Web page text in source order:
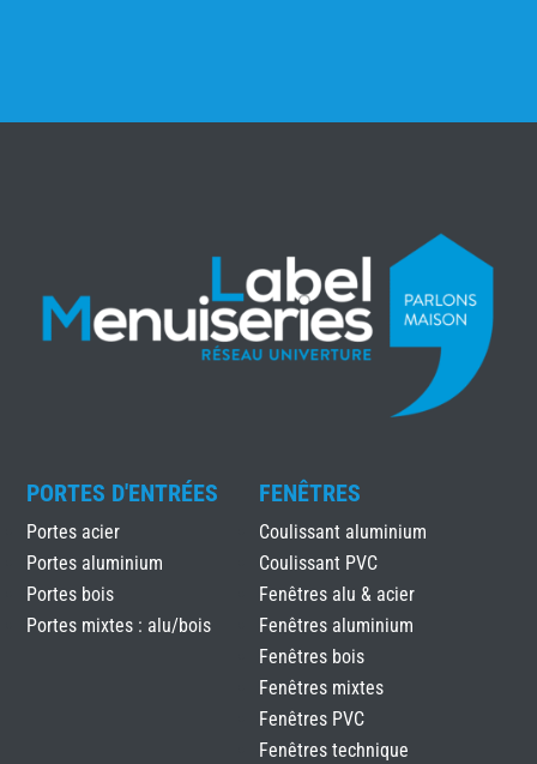
PORTES D'ENTRÉES
Portes acier
Portes aluminium
Portes bois
Portes mixtes : alu/bois
FENÊTRES
Coulissant aluminium
Coulissant PVC
Fenêtres alu & acier
Fenêtres aluminium
Fenêtres bois
Fenêtres mixtes
Fenêtres PVC
Fenêtres technique